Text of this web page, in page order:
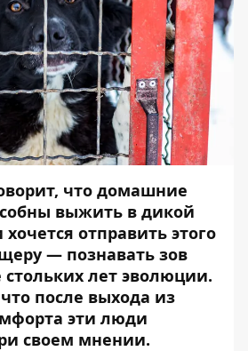
что домашние
выжить в дикой
отправить этого
— познавать зов
стольких лет эволюции.
после выхода из
эти люди
своем мнении.